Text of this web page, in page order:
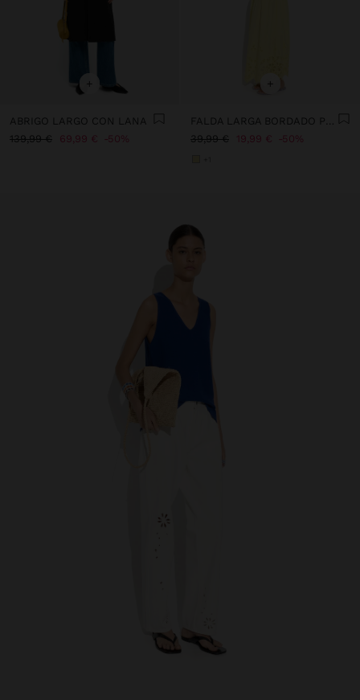
+
ABRIGO LARGO CON LANA
139,99 €
69,99 € 50%
+
39,99 €
19,99 € 50%